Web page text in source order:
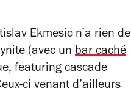
Ekmesic n’a rien de
(avec un bar caché
featuring cascade